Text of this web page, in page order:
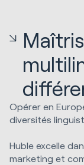
Opérer en
diversités
Huble excelle
marketing et